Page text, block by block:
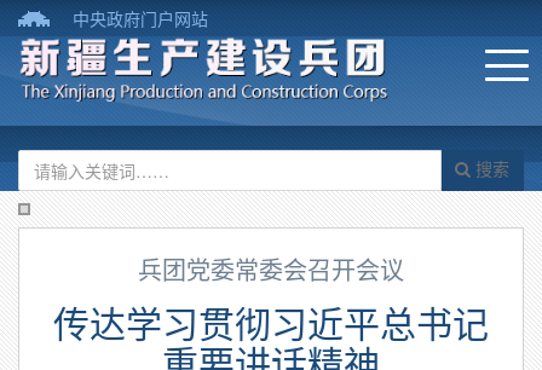
中央政府门户网站
搜索
兵团党委常委会召开会议
传达学习贯彻习近平总书记